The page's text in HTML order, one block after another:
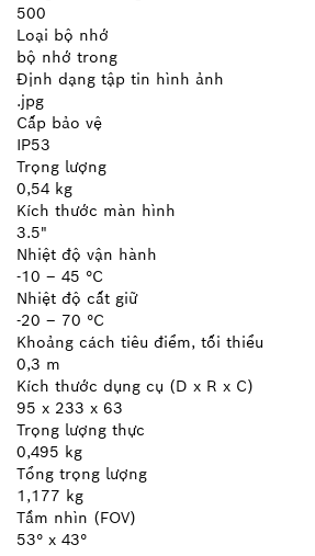
500
Loại bộ nhớ
bộ nhớ trong
Định dạng tập tin hình ảnh
.jpg
Cấp bảo vệ
IP53
Trọng lượng
0,54 kg
Kích thước màn hình
3.5"
Nhiệt độ vận hành
-10 – 45 °C
Nhiệt độ cất giữ
-20 – 70 °C
Khoảng cách tiêu điểm, tối thiểu
0,3 m
Kích thước dụng cụ (D x R x C)
95 x 233 x 63
Trọng lượng thực
0,495 kg
Tổng trọng lượng
1,177 kg
Tầm nhìn (FOV)
53° x 43°